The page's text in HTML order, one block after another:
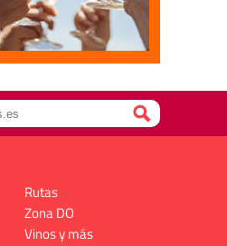
Rutas
Zona DO
Vinos y más